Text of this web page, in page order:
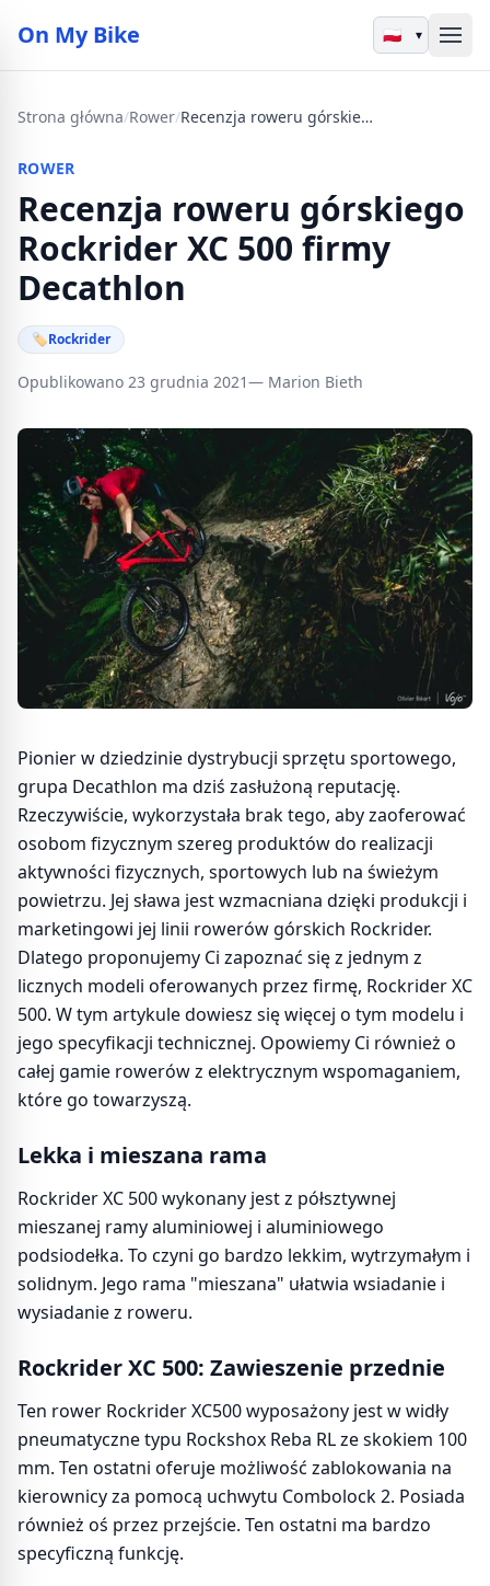
On My Bike ▾
Strona główna/Rower/ Recenzja roweru górskiego Rockrider XC 500 firmy Decathlon
ROWER
Recenzja roweru górskiego
Rockrider XC 500 firmy
Decathlon
🏷Rockrider
Opublikowano 23 grudnia 2021— Marion Bieth
Pionier w dziedzinie dystrybucji sprzętu sportowego,
grupa Decathlon ma dziś zasłużoną reputację.
Rzeczywiście, wykorzystała brak tego, aby zaoferować
osobom fizycznym szereg produktów do realizacji
aktywności fizycznych, sportowych lub na świeżym
powietrzu. Jej sława jest wzmacniana dzięki produkcji i
marketingowi jej linii rowerów górskich Rockrider.
Dlatego proponujemy Ci zapoznać się z jednym z
licznych modeli oferowanych przez firmę, Rockrider XC
500. W tym artykule dowiesz się więcej o tym modelu i
jego specyfikacji technicznej. Opowiemy Ci również o
całej gamie rowerów z elektrycznym wspomaganiem,
które go towarzyszą.
Lekka i mieszana rama
Rockrider XC 500 wykonany jest z półsztywnej
mieszanej ramy aluminiowej i aluminiowego
podsiodełka. To czyni go bardzo lekkim, wytrzymałym i
solidnym. Jego rama "mieszana" ułatwia wsiadanie i
wysiadanie z roweru.
Rockrider XC 500: Zawieszenie przednie
Ten rower Rockrider XC500 wyposażony jest w widły
pneumatyczne typu Rockshox Reba RL ze skokiem 100
mm. Ten ostatni oferuje możliwość zablokowania na
kierownicy za pomocą uchwytu Combolock 2. Posiada
również oś przez przejście. Ten ostatni ma bardzo
specyficzną funkcję.